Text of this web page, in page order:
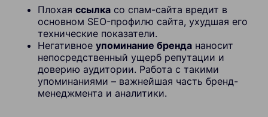
Плохая ссылка со спам-сайта вредит в
основном SEO-профилю сайта, ухудшая его
технические показатели.
Негативное упоминание бренда наносит
непосредственный ущерб репутации и
доверию аудитории. Работа с такими
упоминаниями – важнейшая часть бренд-
менеджмента и аналитики.